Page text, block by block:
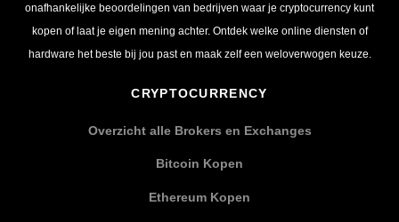
onafhankelijke beoordelingen van bedrijven waar je cryptocurrency kunt
kopen of laat je eigen mening achter. Ontdek welke online diensten of
hardware het beste bij jou past en maak zelf een weloverwogen keuze.
CRYPTOCURRENCY
Overzicht alle Brokers en Exchanges
Bitcoin Kopen
Ethereum Kopen